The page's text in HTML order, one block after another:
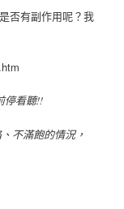
否有副作用呢？我
停看聽!!
不滿飽的情況，